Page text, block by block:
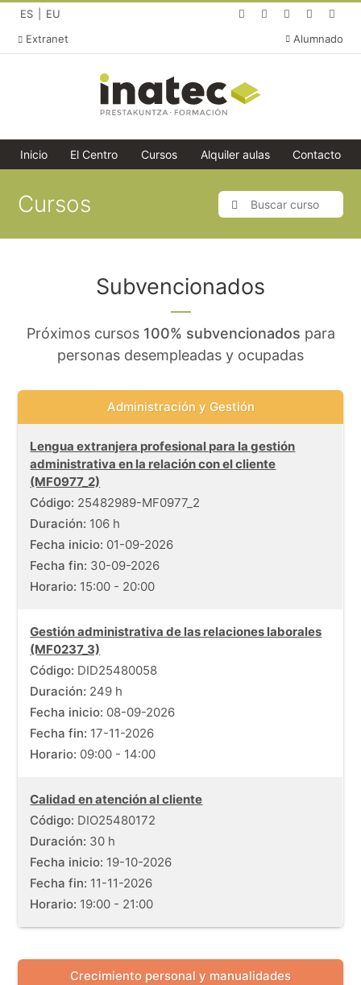
ES Español (idioma actual)
EU (abre en una nueva
(abre en una
(abre en
(abre
Extranet Alumnado
Inicio El Centro Cursos Alquiler aulas Contacto
Cursos Buscar curso
Buscar
Cursos
Subvencionados
Próximos cursos 100% subvencionados para
personas desempleadas y ocupadas
Administración y Gestión
Código: 25482989-MF0977_2
Lengua extranjera profesional para la gestión
administrativa en la relación con el cliente
(MF0977_2)
Duración: 106 h
Fecha inicio: 01-09-2026
Fecha fin: 30-09-2026
Horario: 15:00 - 20:00
Código: DID25480058
Gestión administrativa de las relaciones laborales
(MF0237_3)
Duración: 249 h
Fecha inicio: 08-09-2026
Fecha fin: 17-11-2026
Horario: 09:00 - 14:00
Código: DIO25480172
Calidad en atención al cliente
Duración: 30 h
Fecha inicio: 19-10-2026
Fecha fin: 11-11-2026
Horario: 19:00 - 21:00
Crecimiento personal y manualidades